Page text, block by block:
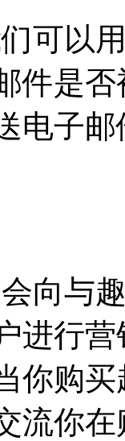
可以
件是
电子
向与
进行
你购
流你